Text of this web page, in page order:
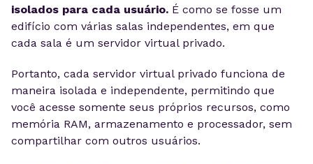
isolados para cada usuário. É como se fosse um
edifício com várias salas independentes, em que
cada sala é um servidor virtual privado.
Portanto, cada servidor virtual privado funciona de
maneira isolada e independente, permitindo que
você acesse somente seus próprios recursos, como
memória RAM, armazenamento e processador, sem
compartilhar com outros usuários.